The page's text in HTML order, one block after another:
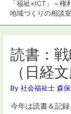
「福祉×ICT」～権
地域づくりの相談室
読書：
（日経文
By社会福祉士 森保
今年は読書＆記